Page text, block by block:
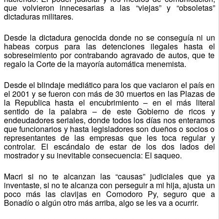
que volvieron innecesarias a las “viejas” y “obsoletas”
dictaduras militares.
Desde la dictadura genocida donde no se conseguía ni un
habeas corpus para las detenciones ilegales hasta el
sobreseimiento por contrabando agravado de autos, que te
regalo la Corte de la mayoría automática menemista.
Desde el blindaje mediático para los que vaciaron el país en
el 2001 y se fueron con más de 30 muertos en las Plazas de
la Republica hasta el encubrimiento – en el más literal
sentido de la palabra – de este Gobierno de ricos y
endeudadores seriales, donde todos los días nos enteramos
que funcionarios y hasta legisladores son dueños o socios o
representantes de las empresas que les toca regular y
controlar. El escándalo de estar de los dos lados del
mostrador y su inevitable consecuencia: El saqueo.
Macri si no te alcanzan las “causas” judiciales que ya
inventaste, si no te alcanza con perseguir a mi hija, ajusta un
poco más las clavijas en Comodoro Py, seguro que a
Bonadío o algún otro más arriba, algo se les va a ocurrir.